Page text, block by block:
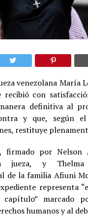
venezolana María
con
definitiva al
y que, según el
restituye
firmado por Nelson
y Thelma
de la familia Afiuni
representa
marcado
humanos y al